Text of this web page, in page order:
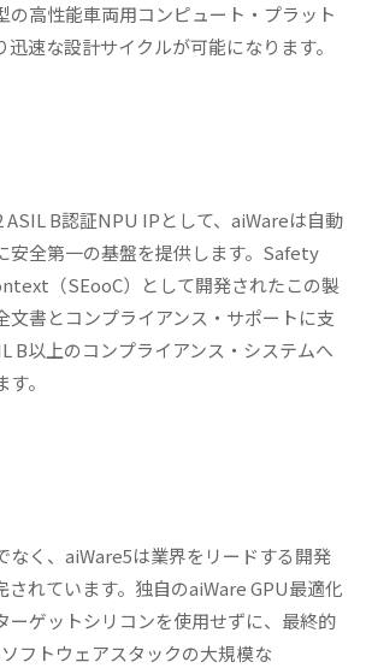
の高性能車両用コンピュート・プラット
迅速な設計サイクルが可能になります。
ASIL B認証NPU IPとして、aiWareは自動
安全第一の基盤を提供します。Safety
（SEooC）として開発されたこの製
文書とコンプライアンス・サポートに支
B以上のコンプライアンス・システムへ
。
なく、aiWare5は業界をリードする開発
されています。独自のaiWare GPU最適化
ーゲットシリコンを使用せずに、最終的
フトウェアスタックの大規模な